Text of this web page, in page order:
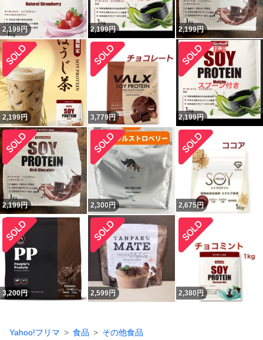
2,199円 2,199円 2,199円
2,199円 3,779円 2,199円
2,199円 2,300円 2,675円
3,200円 2,599円 2,380 円
Yahoo!フリマ 食品 その他食品